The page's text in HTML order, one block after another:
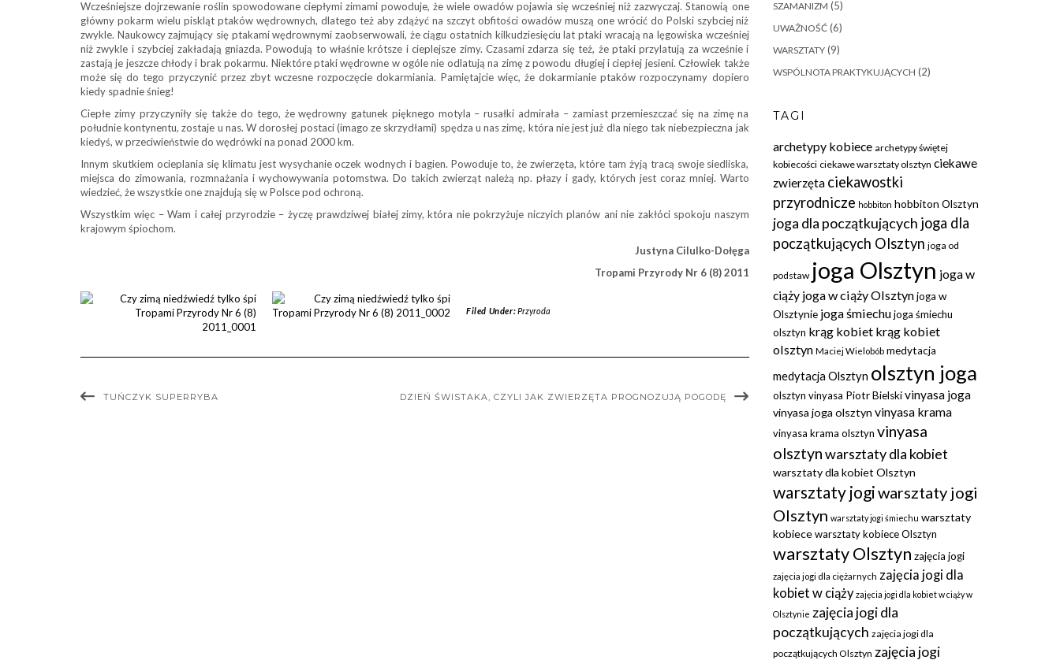
Wcześniejsze dojrzewanie roślin spowodowane ciepłymi zimami powoduje, że wiele owadów pojawia się wcześniej niż zazwyczaj. Stanowią one
główny pokarm wielu piskląt ptaków wędrownych, dlatego też aby zdążyć na szczyt obfitości owadów muszą one wrócić do Polski szybciej niż
zwykle. Naukowcy zajmujący się ptakami wędrownymi zaobserwowali, że ciągu ostatnich kilkudziesięciu lat ptaki wracają na lęgowiska wcześniej
niż zwykle i szybciej zakładają gniazda. Powodują to właśnie krótsze i cieplejsze zimy. Czasami zdarza się też, że ptaki przylatują za wcześnie i
zastają je jeszcze chłody i brak pokarmu. Niektóre ptaki wędrowne w ogóle nie odlatują na zimę z powodu długiej i ciepłej jesieni. Człowiek także
może się do tego przyczynić przez zbyt wczesne rozpoczęcie dokarmiania. Pamiętajcie więc, że dokarmianie ptaków rozpoczynamy dopiero
kiedy spadnie śnieg!
Ciepłe zimy przyczyniły się także do tego, że wędrowny gatunek pięknego motyla – rusałki admirała – zamiast przemieszczać się na zimę na
południe kontynentu, zostaje u nas. W dorosłej postaci (imago ze skrzydłami) spędza u nas zimę, która nie jest już dla niego tak niebezpieczna jak
kiedyś, w przeciwieństwie do wędrówki na ponad 2000 km.
Innym skutkiem ocieplania się klimatu jest wysychanie oczek wodnych i bagien. Powoduje to, że zwierzęta, które tam żyją tracą swoje siedliska,
miejsca do zimowania, rozmnażania i wychowywania potomstwa. Do takich zwierząt należą np. płazy i gady, których jest coraz mniej. Warto
wiedzieć, że wszystkie one znajdują się w Polsce pod ochroną.
Wszystkim więc – Wam i całej przyrodzie – życzę prawdziwej białej zimy, która nie pokrzyżuje niczyich planów ani nie zakłóci spokoju naszym
krajowym śpiochom.
Justyna Cilulko-Dołęga
Tropami Przyrody Nr 6 (8) 2011
Filed Under: Przyroda
TUŃCZYK SUPERRYBA DZIEŃ ŚWISTAKA, CZYLI JAK ZWIERZĘTA PROGNOZUJĄ POGODĘ
SZAMANIZM (5)
UWAŻNOŚĆ(6)
WARSZTATY(9)
WSPÓLNOTA PRAKTYKUJĄCYCH (2)
TAGI
archetypy kobiece archetypy świętej
kobiecości ciekawe warsztaty olsztyn ciekawe
zwierzęta ciekawostki
przyrodnicze hobbiton hobbiton Olsztyn
joga dla początkujących joga dla
początkujących Olsztyn joga od
podstaw joga Olsztyn joga w
ciąży joga w ciąży Olsztyn joga w
Olsztynie joga śmiechu joga śmiechu
olsztyn krąg kobiet krąg kobiet
olsztyn Maciej Wielobób medytacja
medytacja Olsztyn olsztyn joga
olsztyn vinyasa Piotr Bielski vinyasa joga
vinyasa joga olsztyn vinyasa krama
vinyasa krama olsztyn vinyasa
olsztynwarsztaty dla kobiet
warsztaty dla kobiet Olsztyn
warsztaty jogiwarsztaty jogi
Olsztyn warsztaty jogi śmiechu warsztaty
kobiece warsztaty kobiece Olsztyn
warsztaty Olsztyn zajęcia jogi
zajęcia jogi dla ciężarnych zajęcia jogi dla
kobiet w ciąży zajęcia jogi dla kobiet w ciąży w
Olsztynie zajęcia jogi dla
początkujących zajęcia jogi dla
początkujących Olsztyn zajęcia jogi